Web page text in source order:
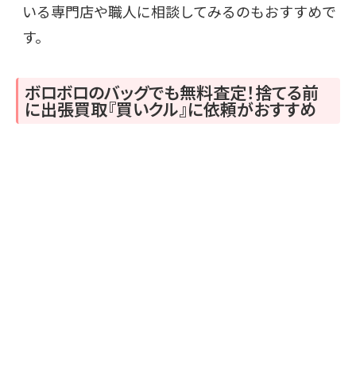
いる専門店や職人に相談してみるのもおすすめで
す。
ボロボロのバッグでも無料査定！捨てる前
に出張買取『買いクル』に依頼がおすすめ